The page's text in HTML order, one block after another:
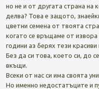
но не и от другата страна на
делва? Това е защото,
цветни семена от твоята
когато се връщаме от извора
години аз берях тези
Без да си това, което си, до
вкъщи.
Всеки от нас си има своята
Но именно недостатъците и